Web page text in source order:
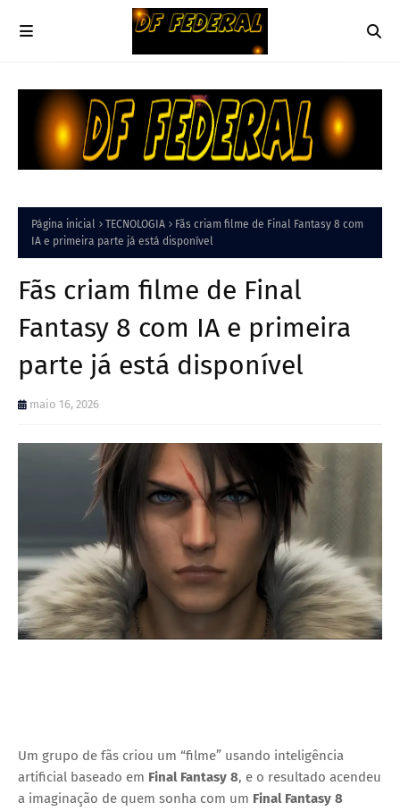
Página inicial TECNOLOGIA
Fãs criam filme de Final Fantasy 8 com
IA e primeira parte já está disponível
Fãs criam filme de Final
Fantasy 8 com IA e primeira
parte já está disponível
maio 16, 2026
Um grupo de fãs criou um “filme” usando inteligência
artificial baseado em Final Fantasy 8, e o resultado acendeu
a imaginação de quem sonha com um Final Fantasy 8